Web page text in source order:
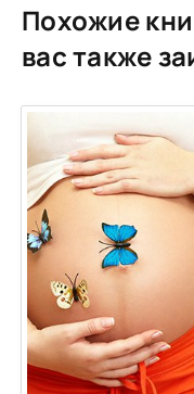
16
18
19
20
21
22
23
24
Похожие
вас также